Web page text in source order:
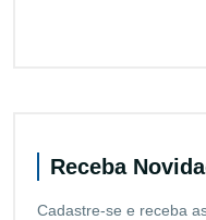
Receba
Cadastre-se e receba